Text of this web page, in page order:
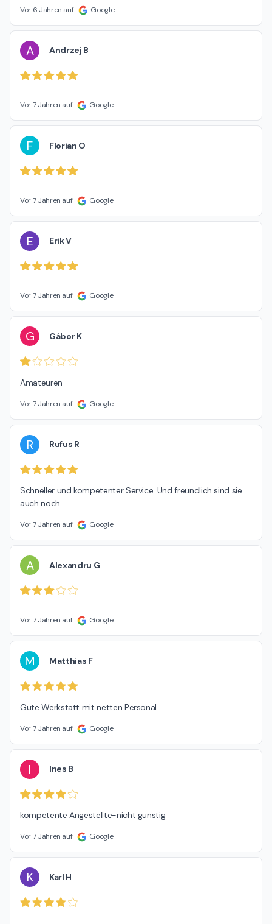
Vor 6 Jahren auf Google
A Andrzej B
Vor 7 Jahren auf Google
F Florian O
Vor 7 Jahren auf Google
E Erik V
Vor 7 Jahren auf Google
G Gábor K
Amateuren
Vor 7 Jahren auf Google
R Rufus R
Schneller und kompetenter Service. Und freundlich sind sie
auch noch.
Vor 7 Jahren auf Google
A Alexandru G
Vor 7 Jahren auf Google
M Matthias F
Gute Werkstatt mit netten Personal
Vor 7 Jahren auf Google
I Ines B
kompetente Angestellte-nicht günstig
Vor 7 Jahren auf Google
K Karl H